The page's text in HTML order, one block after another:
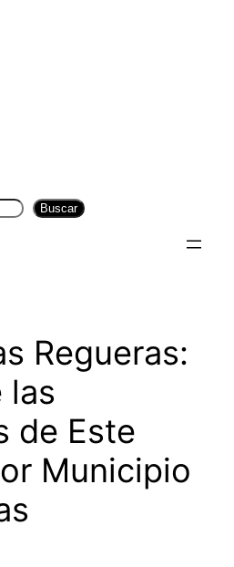
Buscar
Regueras:
las
de Este
Municipio